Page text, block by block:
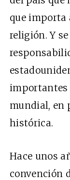
que importa
religión. Y
importantes
mundial, en
histórica.
Hace unos
convención